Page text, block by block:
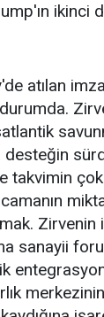
atılan
takvimin
sanayii